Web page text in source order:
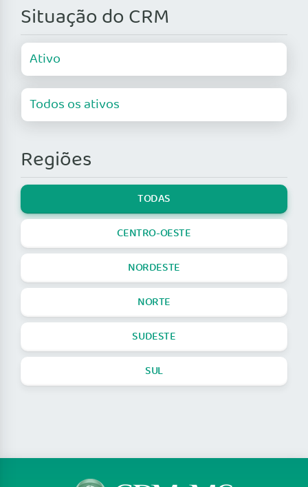
Situação do CRM
Regiões
TODAS
CENTRO-OESTE
NORDESTE
NORTE
SUDESTE
SUL